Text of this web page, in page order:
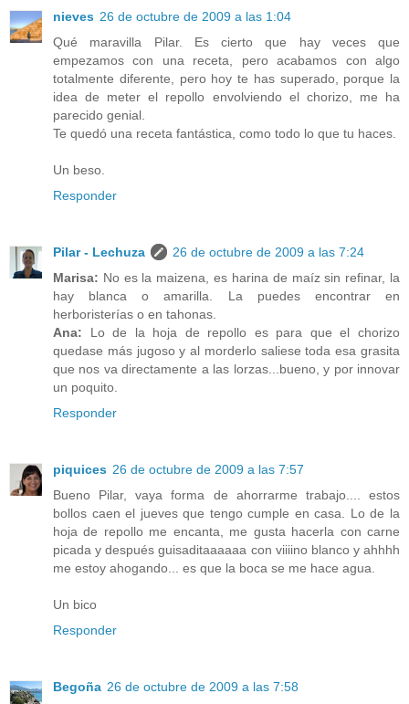
nieves 26 de octubre de 2009 a las 1:04
Qué maravilla Pilar. Es cierto que hay veces que
empezamos con una receta, pero acabamos con algo
totalmente diferente, pero hoy te has superado, porque la
idea de meter el repollo envolviendo el chorizo, me ha
parecido genial.
Te quedó una receta fantástica, como todo lo que tu haces.
Un beso.
Responder
Pilar - Lechuza
26 de octubre de 2009 a las 7:24
Marisa: No es la maizena, es harina de maíz sin refinar, la
hay blanca o amarilla. La puedes encontrar en
herboristerías o en tahonas.
Ana: Lo de la hoja de repollo es para que el chorizo
quedase más jugoso y al morderlo saliese toda esa grasita
que nos va directamente a las lorzas...bueno, y por innovar
un poquito.
Responder
piquices 26 de octubre de 2009 a las 7:57
Bueno Pilar, vaya forma de ahorrarme trabajo.... estos
bollos caen el jueves que tengo cumple en casa. Lo de la
hoja de repollo me encanta, me gusta hacerla con carne
picada y después guisaditaaaaaa con viiiino blanco y ahhhh
me estoy ahogando... es que la boca se me hace agua.
Un bico
Responder
Begoña 26 de octubre de 2009 a las 7:58